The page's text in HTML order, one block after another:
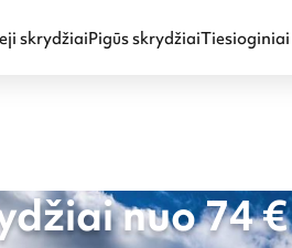
skrydžiaiPigūs skrydžiai
nuo 74 €